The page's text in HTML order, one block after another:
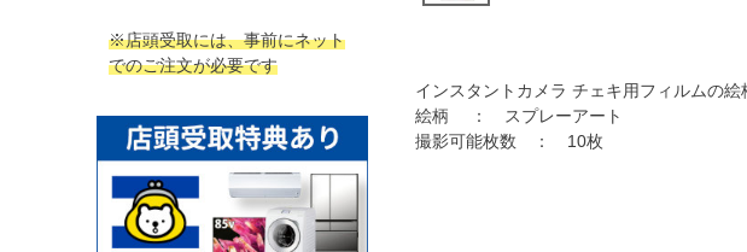
※店頭受取には、事前にネット
でのご注文が必要です
インスタントカメラ チェキ用フィルムの絵
絵柄 ： スプレーアート
撮影可能枚数 ： 10枚